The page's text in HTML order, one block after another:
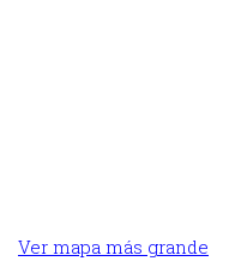
Ver mapa más grande